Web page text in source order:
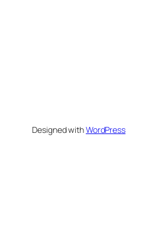
Designed withWordPress